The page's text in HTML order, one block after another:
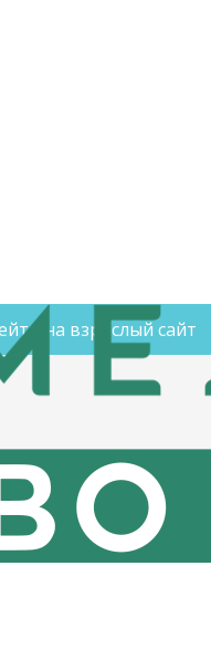
на взрослый сайт